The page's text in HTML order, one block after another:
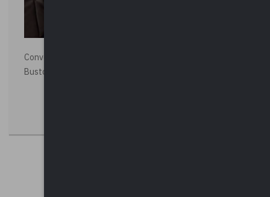
Convegno “La Polizia Locale per la sicurezza della città”,
Busto Arsizio